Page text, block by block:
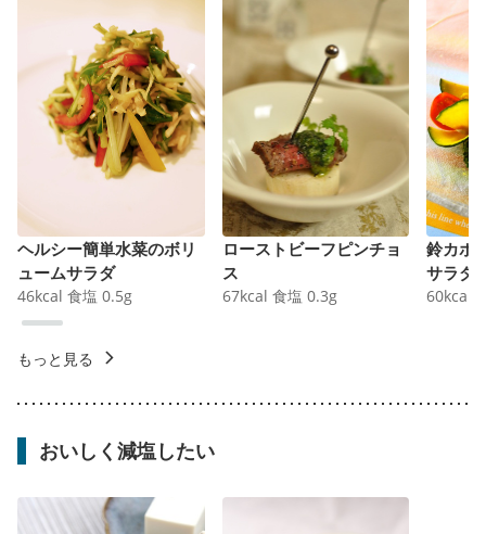
ヘルシー簡単水菜のボリ
ュームサラダ
46kcal 食塩 0.5g
ローストビーフピンチョ
ス
67kcal 食塩 0.3g
鈴カボ
サラダ
60kcal
もっと見る
おいしく減塩したい